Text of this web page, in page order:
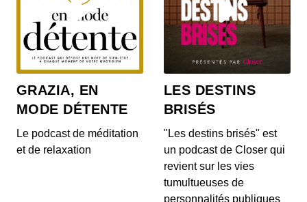
S12E140: L'actu auto du 17 juillet 2020
00:04:05 - IL Y A 6 ANS
Au menu de ce vendredi 17 juillet : la découverte
du Cupra Formentor, la présentation de...
S12E139: L'actu auto du 16 juillet 2020
00:03:46 - IL Y A 6 ANS
Au menu du JT du jour : la Mercedes-AMG GT
Black Series, la Porsche 911 Turbo et le Ford...
GRAZIA, EN
MODE DÉTENTE
Le podcast de méditation
et de relaxation
LES DESTINS
BRISÉS
"Les destins brisés" est
un podcast de Closer qui
revient sur les vies
tumultueuses de
personnalités publiques